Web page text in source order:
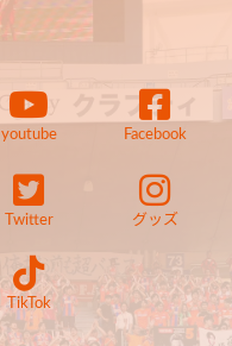
youtube Facebook
Twitter グッズ
TikTok